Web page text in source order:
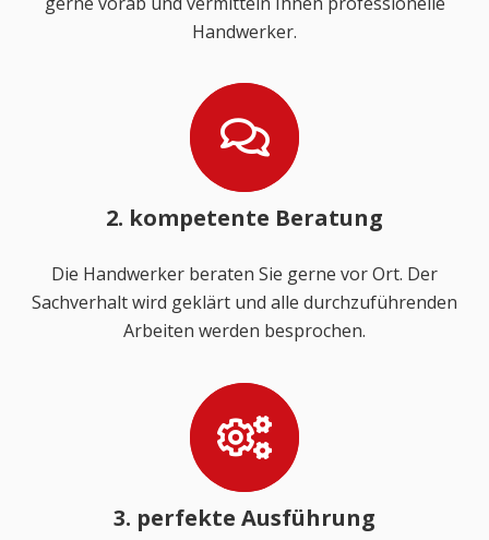
Handwerker.
2. kompetente Beratung
Die Handwerker beraten Sie gerne vor Ort. Der
Sachverhalt wird geklärt und alle durchzuführenden
Arbeiten werden besprochen.
3. perfekte Ausführung